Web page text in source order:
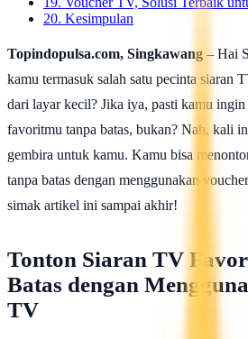
20. Kesimpulan
Topindopulsa.com, Singkawang – Hai
kamu termasuk salah satu pecinta siaran
dari layar kecil? Jika iya, pasti kamu ingin
favoritmu tanpa batas, bukan? Nah, kali
gembira untuk kamu. Kamu bisa
tanpa batas dengan menggunakan
simak artikel ini sampai akhir!
Tonton Siaran TV
Batas dengan
TV